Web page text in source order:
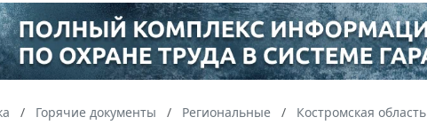
Горячие документы Региональные Костромская область